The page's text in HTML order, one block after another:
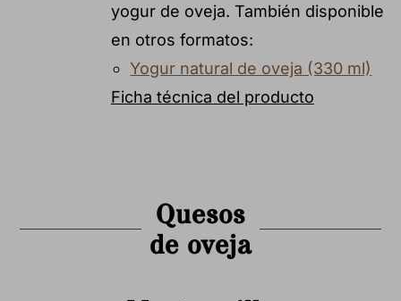
yogur de oveja. También disponible
en otros formatos:
Yogur natural de oveja (330 ml)
Ficha técnica del producto
Quesos
de oveja